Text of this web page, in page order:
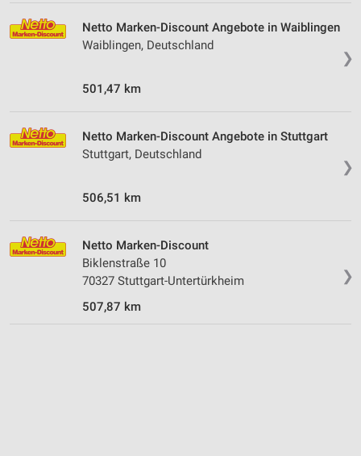
❯
Netto Marken-Discount Angebote in Waiblingen
Waiblingen, Deutschland
501,47 km
❯
Netto Marken-Discount Angebote in Stuttgart
Stuttgart, Deutschland
506,51 km
❯
Netto Marken-Discount
Biklenstraße 10
70327 Stuttgart-Untertürkheim
507,87 km
Funktional